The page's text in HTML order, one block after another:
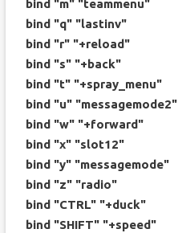
bind "m" "teammenu"
bind "q" "lastinv"
bind "r" "+reload"
bind "s" "+back"
bind "t" "+spray_menu"
bind "u" "messagemode2"
bind "w" "+forward"
bind "x" "slot12"
bind "y" "messagemode"
bind "z" "radio"
bind "CTRL" "+duck"
bind "SHIFT" "+speed"